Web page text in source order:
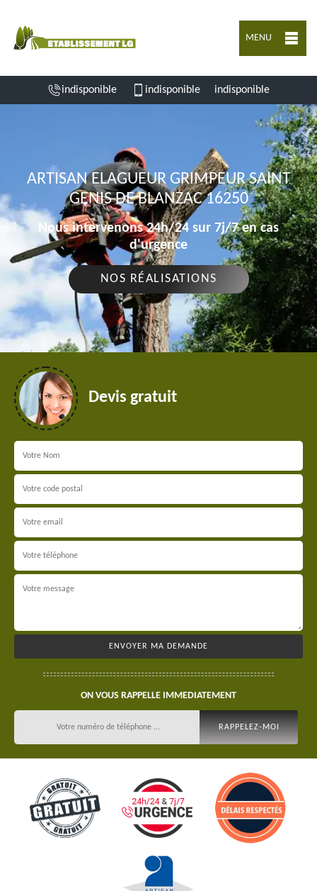
MENU
indisponible indisponible indisponible
ARTISAN ELAGUEUR GRIMPEUR SAINT
GENIS DE BLANZAC 16250
Nous intervenons 24h/24 sur 7j/7 en cas
d'urgence
NOS RÉALISATIONS
Devis gratuit
ON VOUS RAPPELLE IMMEDIATEMENT